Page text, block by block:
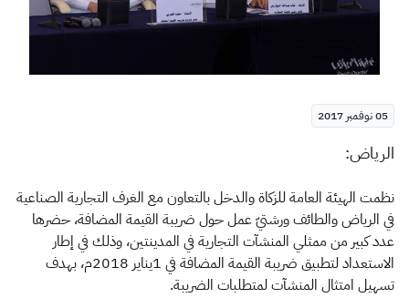
05 نوفمبر 2017
​الرياض:
نظمت الهيئة العامة للزكاة والدخل بالتعاون مع الغرف التجارية الصناعية
في الرياض والطائف ورشتيّ عمل حول ضريبة القيمة المضافة، حضرها
عدد كبير من ممثلي المنشآت التجارية في المدينتين، وذلك في إطار
الاستعداد لتطبيق ضريبة القيمة المضافة في 1يناير 2018م، بهدف
تسهيل امتثال المنشآت لمتطلبات الضريبة.